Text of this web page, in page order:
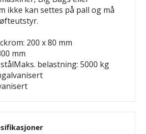
ikke kan settes på pall og må
200 x 80 mm
mm
belastning: 5000 kg